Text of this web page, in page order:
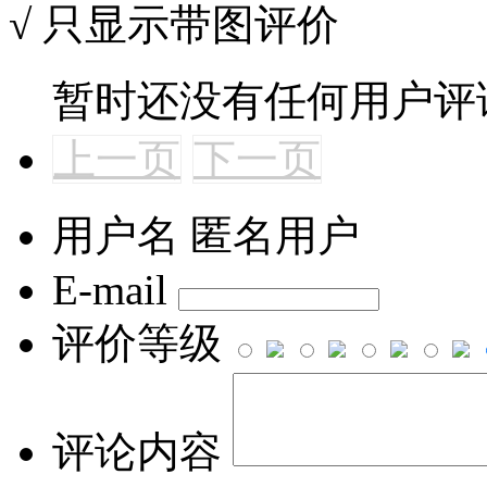
√ 只显示带图评价
暂时还没有任何用户评
上一页 下一页
用户名 匿名用户
E-mail
评价等级
评论内容